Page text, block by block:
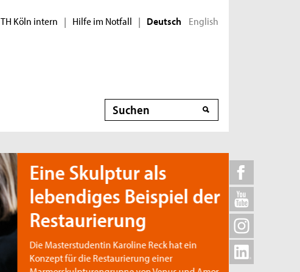
TH Köln intern | Hilfe im Notfall | Deutsch English
Suche
Eine Skulptur als
lebendiges Beispiel der
Restaurierung
Die Masterstudentin Karoline Reck hat ein
Konzept für die Restaurierung einer